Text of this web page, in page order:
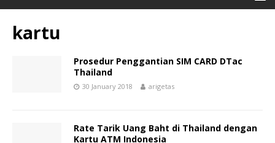
kartu
Prosedur Penggantian SIM CARD DTac
Thailand
30 January 2018 arigetas
Rate Tarik Uang Baht di Thailand dengan
Kartu ATM Indonesia